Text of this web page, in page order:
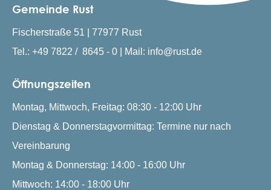
Gemeinde Rust
Fischerstraße 51 | 77977 Rust
Tel.: +49 7822 / 8645 - 0 | Mail: info@rust.de
Öffnungszeiten
Montag, Mittwoch, Freitag: 08:30 - 12:00 Uhr
Dienstag & Donnerstagvormittag: Termine nur nach
Vereinbarung
Montag & Donnerstag: 14:00 - 16:00 Uhr
Mittwoch: 14:00 - 18:00 Uhr